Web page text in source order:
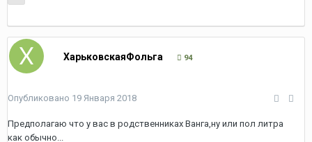
ХарьковскаяФольга 94
Опубликовано 19 Января 2018
Предполагаю что у вас в родственниках Ванга,ну или пол литра
как обычно...